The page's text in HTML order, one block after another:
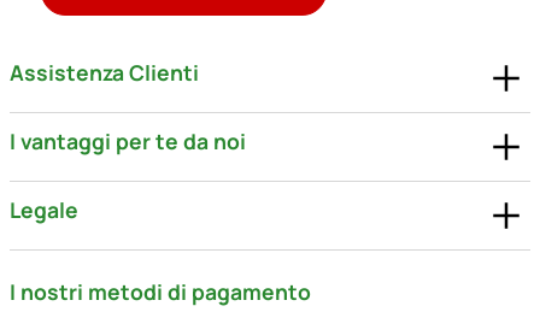
Assistenza Clienti
I vantaggi per te da noi
Legale
I nostri metodi di pagamento